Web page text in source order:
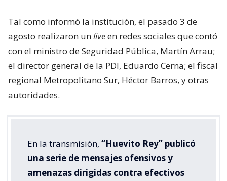
Tal como informó la institución, el pasado 3 de
agosto realizaron unliveen redes sociales que contó
con el ministro de Seguridad Pública, Martín Arrau;
el director general de la PDI, Eduardo Cerna; el fiscal
regional Metropolitano Sur, Héctor Barros, y otras
autoridades.
En la transmisión, “Huevito Rey” publicó
una serie de mensajes ofensivos y
amenazas dirigidas contra efectivos